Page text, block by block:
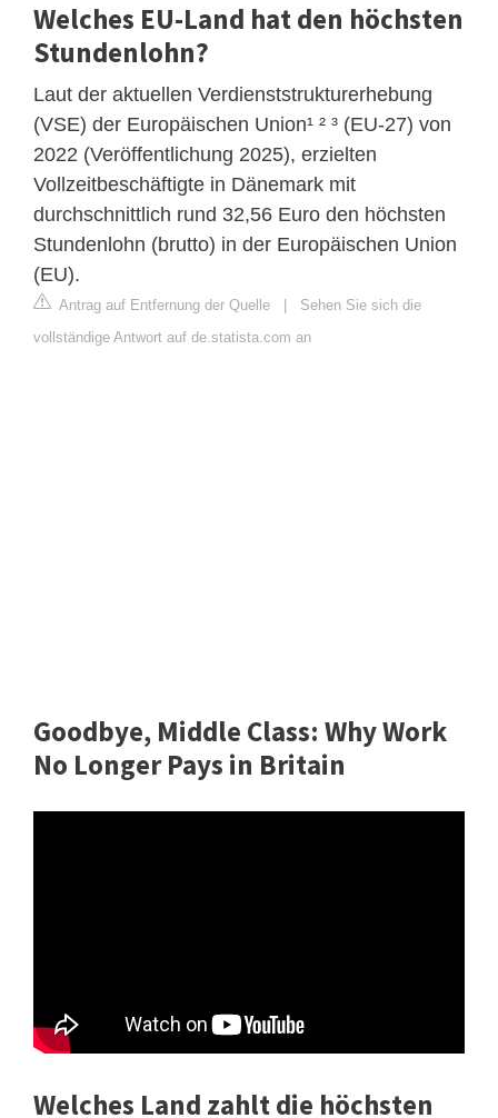
Welches EU-Land hat den höchsten
Stundenlohn?
Laut der aktuellen Verdienststrukturerhebung
(VSE) der Europäischen Union¹ ² ³ (EU-27) von
2022 (Veröffentlichung 2025), erzielten
Vollzeitbeschäftigte in Dänemark mit
durchschnittlich rund 32,56 Euro den höchsten
Stundenlohn (brutto) in der Europäischen Union
(EU).
Antrag auf Entfernung der Quelle
Sehen Sie sich die
vollständige Antwort auf de.statista.com an
Goodbye, Middle Class: Why Work
No Longer Pays in Britain
Welches Land zahlt die höchsten